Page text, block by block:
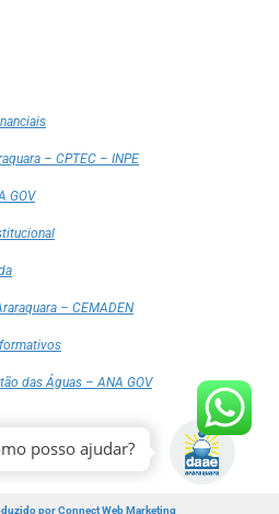
– CPTEC – INPE
GOV
– CEMADEN
das Águas – ANA GOV
porConnect Web Marketing
posso ajudar?